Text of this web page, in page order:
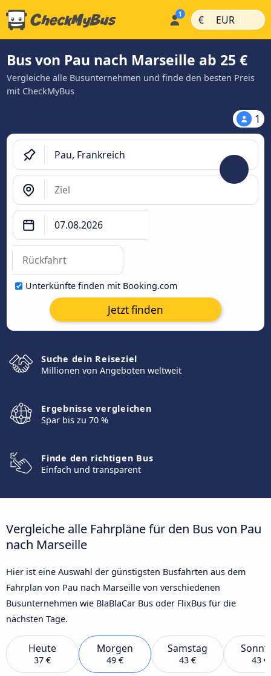
€ | EUR |
Bus von Pau nach Marseille ab 25 €
Vergleiche alle Busunternehmen und finde den besten Preis
mit CheckMyBus
1
Unterkünfte finden mit Booking.com
Jetzt finden
Suche dein Reiseziel
Millionen von Angeboten weltweit
Ergebnisse vergleichen
Spar bis zu 70 %
Finde den richtigen Bus
Einfach und transparent
Vergleiche alle Fahrpläne für den Bus von Pau
nach Marseille
Hier ist eine Auswahl der günstigsten Busfahrten aus dem
Fahrplan von Pau nach Marseille von verschiedenen
Busunternehmen wie BlaBlaCar Bus oder FlixBus für die
nächsten Tage.
Heute
37 €
Morgen
49 €
Samstag
43 € 43 €